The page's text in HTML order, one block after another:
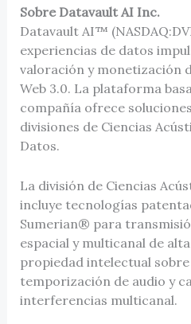
Sobre Datavault AI Inc.
Datavault AI™
experiencias de datos
valoración y monetización
Web 3.0. La plataforma
compañía ofrece
divisiones de Ciencias
Datos.
La división de Ciencias
incluye tecnologías
Sumerian® para
espacial y multicanal de
propiedad intelectual
temporización de audio y
interferencias multicanal.